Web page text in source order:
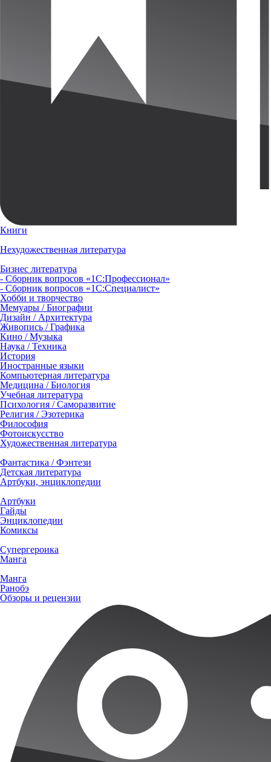
Книги
Нехудожественная литература
Бизнес литература
- Сборник вопросов «1С:Профессионал»
- Сборник вопросов «1С:Специалист»
Хобби и творчество
Мемуары / Биографии
Дизайн / Архитектура
Живопись / Графика
Кино / Музыка
Наука / Техника
История
Иностранные языки
Компьютерная литература
Медицина / Биология
Учебная литература
Психология / Саморазвитие
Религия / Эзотерика
Философия
Фотоискусство
Художественная литература
Фантастика / Фэнтези
Детская литература
Артбуки, энциклопедии
Артбуки
Гайды
Энциклопедии
Комиксы
Супергероика
Манга
Манга
Ранобэ
Обзоры и рецензии